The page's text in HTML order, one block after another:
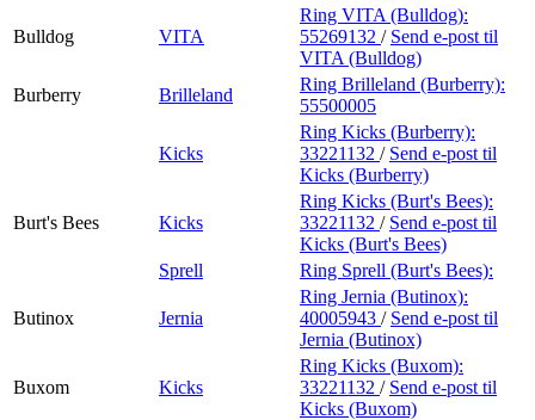
Bulldog VITA
Ring VITA (Bulldog):
55269132 / Send e-post til
VITA (Bulldog)
Burberry
Brilleland
Ring Brilleland (Burberry):
55500005
Kicks
Ring Kicks (Burberry):
33221132 / Send e-post til
Kicks (Burberry)
Burt's Bees Kicks
Ring Kicks (Burt's Bees):
33221132 / Send e-post til
Kicks (Burt's Bees)
Sprell
Ring Sprell (Burt's Bees):
Butinox Jernia
Ring Jernia (Butinox):
40005943 / Send e-post til
Jernia (Butinox)
Buxom Kicks
Ring Kicks (Buxom):
33221132 / Send e-post til
Kicks (Buxom)